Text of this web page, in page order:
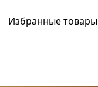
Избранные товары